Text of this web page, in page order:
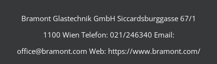
Bramont Glastechnik GmbH Siccardsburggasse 67/1
1100 Wien Telefon: 021/246340 Email:
office@bramont.com Web: https://www.bramont.com/